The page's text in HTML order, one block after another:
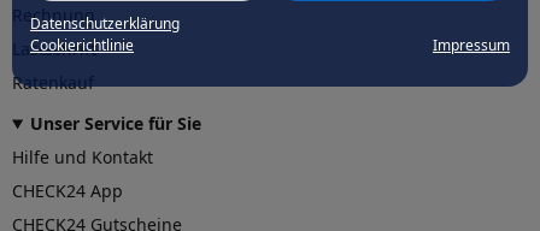
Datenschutzerklärung
Cookierichtlinie
Impressum
Rechnung
Lastschrift
Ratenkauf
Unser Service für Sie
Hilfe und Kontakt
CHECK24 App
CHECK24 Gutscheine